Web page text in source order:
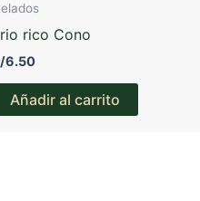
rico Cono
6.50
Añadir al carrito